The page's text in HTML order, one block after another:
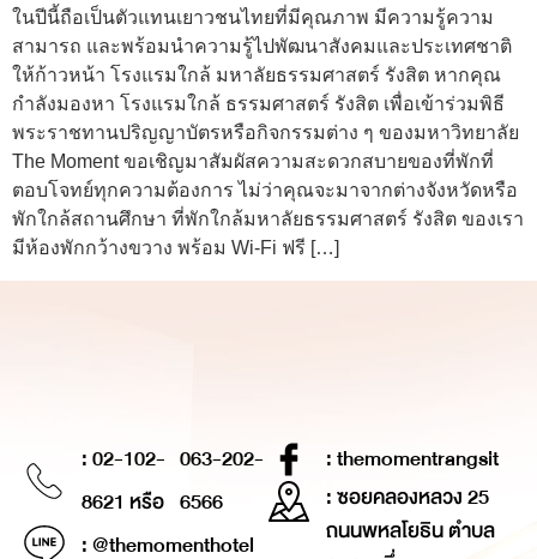
ในปีนี้ถือเป็นตัวแทนเยาวชนไทยที่มีคุณภาพ มีความรู้ความ
สามารถ และพร้อมนำความรู้ไปพัฒนาสังคมและประเทศชาติ
ให้ก้าวหน้า โรงแรมใกล้ มหาลัยธรรมศาสตร์ รังสิต หากคุณ
กำลังมองหา โรงแรมใกล้ ธรรมศาสตร์ รังสิต เพื่อเข้าร่วมพิธี
พระราชทานปริญญาบัตรหรือกิจกรรมต่าง ๆ ของมหาวิทยาลัย
The Moment ขอเชิญมาสัมผัสความสะดวกสบายของที่พักที่
ตอบโจทย์ทุกความต้องการ ไม่ว่าคุณจะมาจากต่างจังหวัดหรือ
พักใกล้สถานศึกษา ที่พักใกล้มหาลัยธรรมศาสตร์ รังสิต ของเรา
มีห้องพักกว้างขวาง พร้อม Wi-Fi ฟรี […]
: 02-102-
8621 หรือ
063-202-
6566
: @themomenthotel
: themomentrangsit
: ซอยคลองหลวง 25
ถนนพหลโยธิน ตำบล